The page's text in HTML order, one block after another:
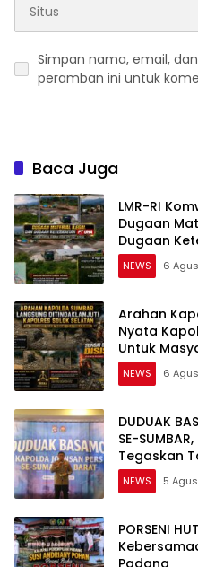
Simpan nama, email,
peramban ini untuk
Baca Juga
LMR-RI
Dugaan
Dugaan
Diselidiki
NEWS 6
Arahan
Nyata
Untuk
Slogan
NEWS 6
DUDUAK
SE-
Tegaskan
Pelanggar
NEWS 5
PORSENI